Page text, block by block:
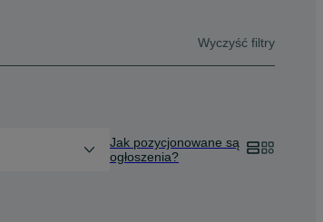
Wyczyść filtry
Jak pozycjonowane są
ogłoszenia?